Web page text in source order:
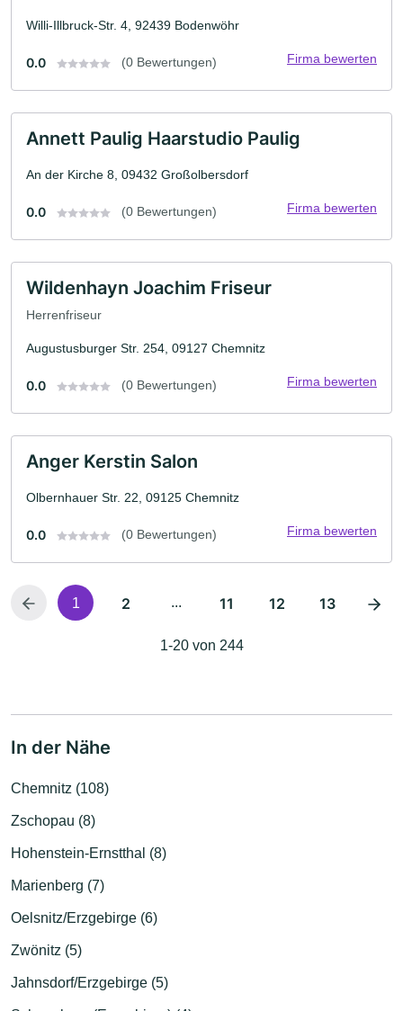
Willi-Illbruck-Str. 4, 92439 Bodenwöhr
0.0 (0 Bewertungen) Firma bewerten
Annett Paulig Haarstudio Paulig
An der Kirche 8, 09432 Großolbersdorf
0.0 (0 Bewertungen) Firma bewerten
Wildenhayn Joachim Friseur
Herrenfriseur
Augustusburger Str. 254, 09127 Chemnitz
0.0 (0 Bewertungen) Firma bewerten
Anger Kerstin Salon
Olbernhauer Str. 22, 09125 Chemnitz
0.0 (0 Bewertungen) Firma bewerten
1 2 ... 11 12 13
1-20 von 244
In der Nähe
Chemnitz (108)
Zschopau (8)
Hohenstein-Ernstthal (8)
Marienberg (7)
Oelsnitz/Erzgebirge (6)
Zwönitz (5)
Jahnsdorf/Erzgebirge (5)